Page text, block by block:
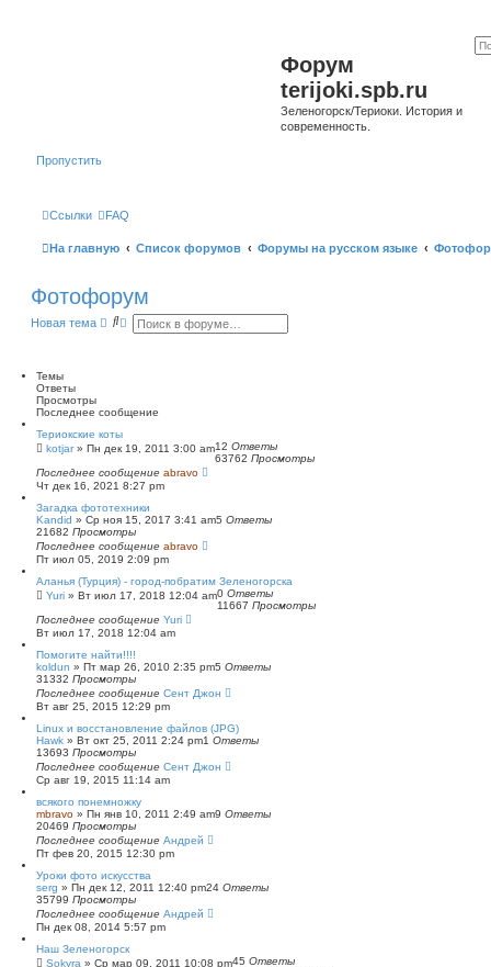
Форум
terijoki.spb.ru
Зеленогорск/Териоки. История и
современность.
Пропустить
Ссылки FAQ
На главную Список форумов Форумы на русском языке
Фотофорум
Новая тема
П Р
н
й
о
и
с
к
Темы
Ответы
Просмотры
Последнее сообщение
Териокские коты
kotjar» Пн дек 19, 2011 3:00 am12 Ответы
63762 Просмотры
Последнее сообщение abravo
Чт дек 16, 2021 8:27 pm
Загадка фототехники
Kandid » Ср ноя 15, 2017 3:41 am5 Ответы
21682 Просмотры
Последнее сообщение abravo
Пт июл 05, 2019 2:09 pm
Аланья (Турция) - город-побратим Зеленогорска
Yuri » Вт июл 17, 2018 12:04 am0 Ответы
11667 Просмотры
Последнее сообщение Yuri
Вт июл 17, 2018 12:04 am
Помогите найти!!!!
koldun » Пт мар 26, 2010 2:35 pm5 Ответы
31332 Просмотры
Последнее сообщение Сент Джон
Вт авг 25, 2015 12:29 pm
Linux и восстановление файлов (JPG)
Hawk » Вт окт 25, 2011 2:24 pm1 Ответы
13693 Просмотры
Последнее сообщение Сент Джон
Ср авг 19, 2015 11:14 am
всякого понемножку
mbravo » Пн янв 10, 2011 2:49 am9 Ответы
20469 Просмотры
Последнее сообщение Андрей
Пт фев 20, 2015 12:30 pm
Уроки фото искусства
serg » Пн дек 12, 2011 12:40 pm24 Ответы
35799 Просмотры
Последнее сообщение Андрей
Пн дек 08, 2014 5:57 pm
Наш Зеленогорск
Sokyra » Ср мар 09, 2011 10:08 pm45 Ответы